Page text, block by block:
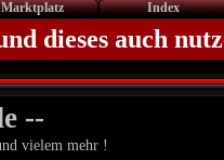
Marktplatz Index
dieses auch
--
vielem mehr !